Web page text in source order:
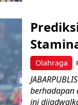
Olahraga
berhadapan
ini